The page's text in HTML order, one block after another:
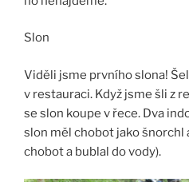
Slon
Viděli jsme prvního slona!
v restauraci. Když jsme šli z
se slon koupe v řece. Dva
slon měl chobot jako šnorchl
chobot a bublal do vody).